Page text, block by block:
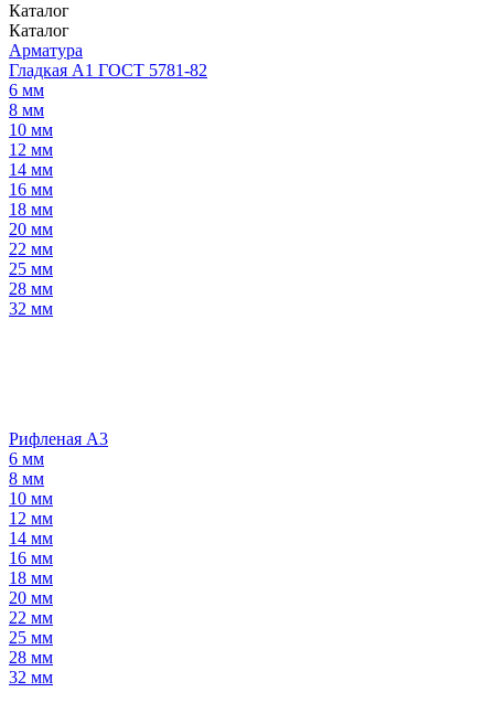
Каталог
Каталог
Арматура
Гладкая А1 ГОСТ 5781-82
6 мм
8 мм
10 мм
12 мм
14 мм
16 мм
18 мм
20 мм
22 мм
25 мм
28 мм
32 мм
Рифленая А3
6 мм
8 мм
10 мм
12 мм
14 мм
16 мм
18 мм
20 мм
22 мм
25 мм
28 мм
32 мм